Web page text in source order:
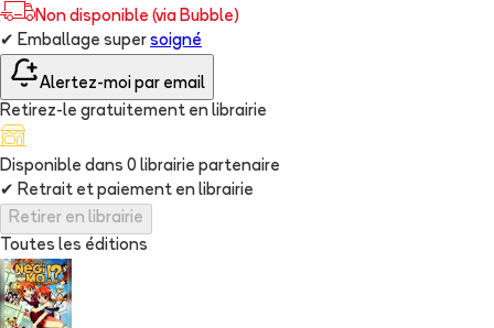
Non disponible (via Bubble)
✔ Emballage super soigné
Alertez-moi par email
Retirez-le gratuitement en librairie
Disponible dans 0 librairie partenaire
✔ Retrait et paiement en librairie
Retirer en librairie
Toutes les éditions